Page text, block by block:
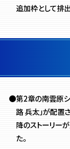
追加枠として排
●第2章の南雲原シ
路 兵太」が配置
降のストーリー
た。